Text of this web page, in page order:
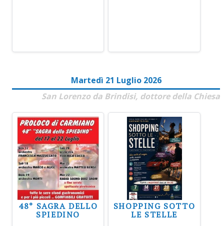
Martedì 21 Luglio 2026
San Lorenzo da Brindisi, dottore della Chiesa
48° SAGRA DELLO
SPIEDINO
SHOPPING SOTTO
LE STELLE